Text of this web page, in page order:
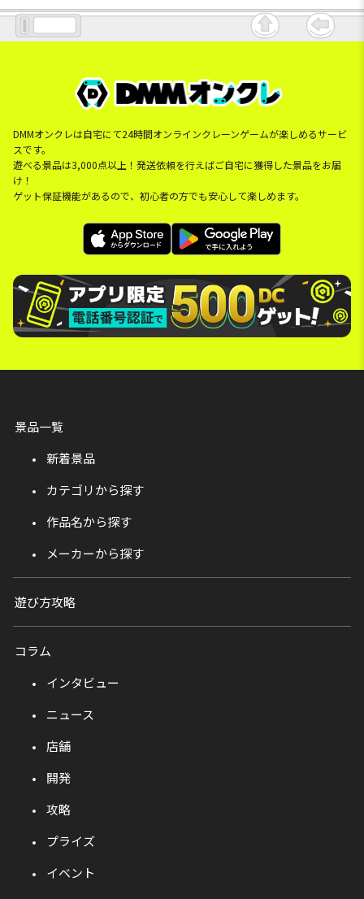
DMMオンクレは自宅にて24時間オンラインクレーンゲームが楽しめるサービ
スです。
遊べる景品は3,000点以上！発送依頼を行えばご自宅に獲得した景品をお届
け！
ゲット保証機能があるので、初心者の方でも安心して楽しめます。
景品一覧
新着景品
カテゴリから探す
作品名から探す
メーカーから探す
遊び方攻略
コラム
インタビュー
ニュース
店舗
開発
攻略
プライズ
イベント